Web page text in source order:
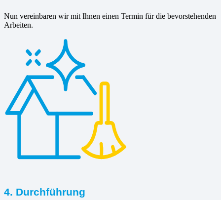
Nun vereinbaren wir mit Ihnen einen Termin für die bevorstehenden
Arbeiten.
4. Durchführung